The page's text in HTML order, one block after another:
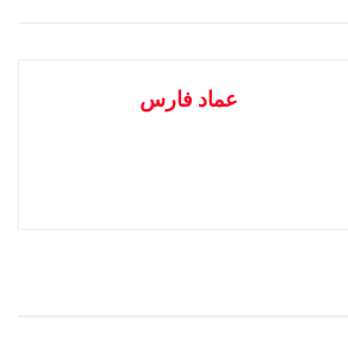
عماد فارس